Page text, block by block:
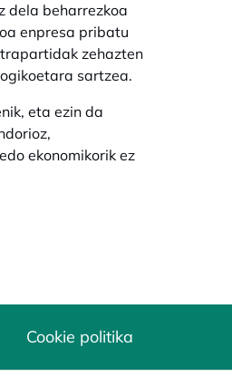
dela beharrezkoa
enpresa pribatu
zehazten
sartzea.
eta ezin da
ekonomikorik ez
Cookie politika